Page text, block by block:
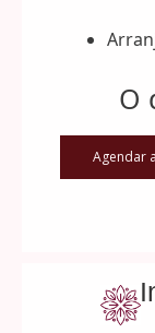
O
Agendar